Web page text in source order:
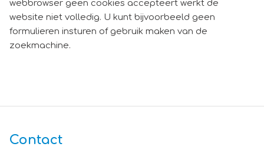
webbrowser geen cookies accepteert werkt de
website niet volledig. U kunt bijvoorbeeld geen
formulieren insturen of gebruik maken van de
zoekmachine.
Contact